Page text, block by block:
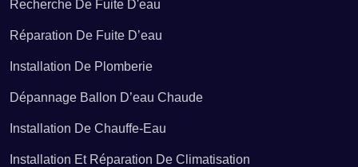
Recherche de fuite d'eau Anthelupt
Recherche De Fuite D'eau
Réparation De Fuite D’eau
Installation De Plomberie
Dépannage Ballon D’eau Chaude
Installation De Chauffe-Eau
Installation Et Réparation De Climatisation